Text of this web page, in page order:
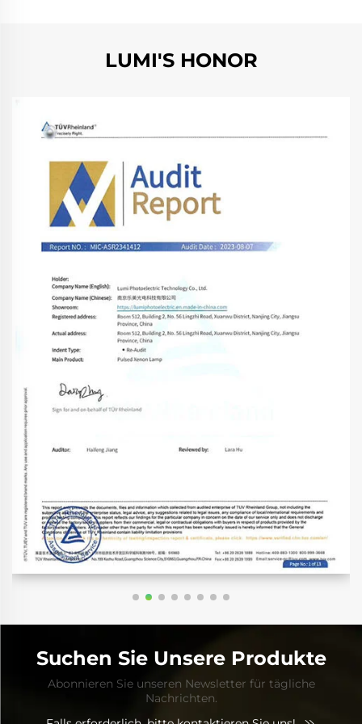
LUMI'S HONOR
Suchen Sie Unsere Produkte
Abonnieren Sie unseren Newsletter für tägliche
Nachrichten.